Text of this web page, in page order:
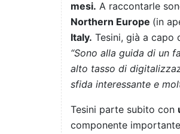
mesi. A raccontarle
Northern Europe (in
Italy. Tesini, già a capo
“Sono alla guida di un
alto tasso di
sfida interessante e
Tesini parte subito con
componente